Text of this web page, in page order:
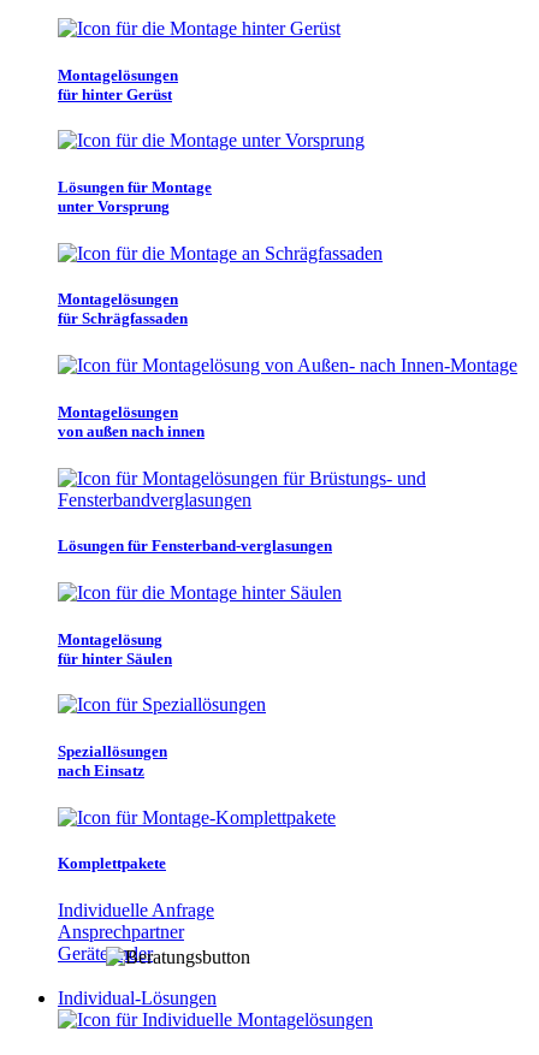
Montagelösungen
für hinter Gerüst
Lösungen für Montage
unter Vorsprung
Montagelösungen
für Schrägfassaden
Montagelösungen
von außen nach innen
Lösungen für Fensterband-verglasungen
Montagelösung
für hinter Säulen
Speziallösungen
nach Einsatz
Komplettpakete
Individuelle Anfrage
Ansprechpartner
Gerätefinder
Individual-Lösungen